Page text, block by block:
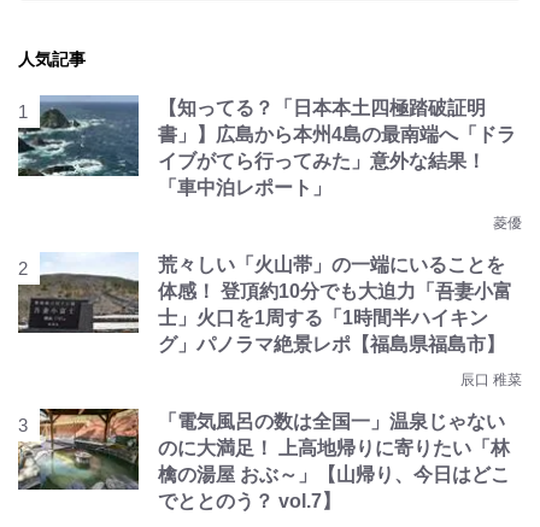
人気記事
【知ってる？「日本本土四極踏破証明
書」】広島から本州4島の最南端へ「ドラ
イブがてら行ってみた」意外な結果！
「車中泊レポート」
菱優
荒々しい「火山帯」の一端にいることを
体感！ 登頂約10分でも大迫力「吾妻小富
士」火口を1周する「1時間半ハイキン
グ」パノラマ絶景レポ【福島県福島市】
辰口 稚菜
「電気風呂の数は全国一」温泉じゃない
のに大満足！ 上高地帰りに寄りたい「林
檎の湯屋 おぶ～」【山帰り、今日はどこ
でととのう？ vol.7】